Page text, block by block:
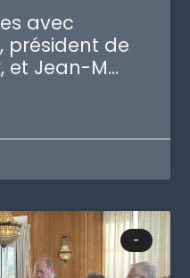
avec
président de
et Jean-M…
-